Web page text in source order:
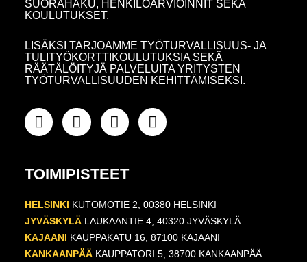
SUORAHAKU, HENKILÖARVIOINNIT SEKÄ
KOULUTUKSET.
LISÄKSI TARJOAMME TYÖTURVALLISUUS- JA
TULITYÖKORTTIKOULUTUKSIA SEKÄ
RÄÄTÄLÖITYJÄ PALVELUITA YRITYSTEN
TYÖTURVALLISUUDEN KEHITTÄMISEKSI.
TOIMIPISTEET
HELSINKI KUTOMOTIE 2, 00380 HELSINKI
JYVÄSKYLÄLAUKAANTIE 4, 40320 JYVÄSKYLÄ
KAJAANI KAUPPAKATU 16, 87100 KAJAANI
KANKAANPÄÄ KAUPPATORI 5, 38700 KANKAANPÄÄ